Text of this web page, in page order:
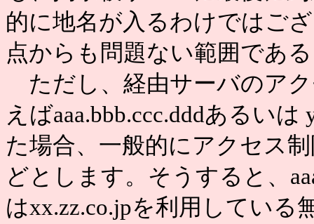
的に地名が入るわけではご
点からも問題ない範囲であ
ただし、経由サーバのア
えばaaa.bbb.ccc.dddあるい
た場合、一般的にアクセス制
どとします。そうすると、
はxx.zz.co.jpを利用している